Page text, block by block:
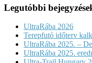
Legutóbbi
UltraRába 2026
Terepfutó időterv
UltraRába 2025. –
UltraRába 2025.